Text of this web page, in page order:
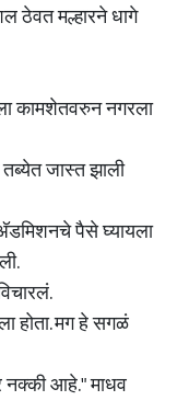
ठेवत मल्हारने धागे
कामशेतवरुन नगरला
तब्येत जास्त झाली
अ‍ॅडमिशनचे पैसे घ्यायला
होता. मग हे सगळं
नक्की आहे." माधव